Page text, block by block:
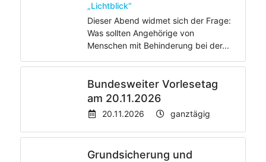
„Lichtblick“
Dieser Abend widmet sich der Frage:
Was sollten Angehörige von
Menschen mit Behinderung bei der...
Bundesweiter Vorlesetag
am 20.11.2026
20.11.2026 ganztägig
Grundsicherung und